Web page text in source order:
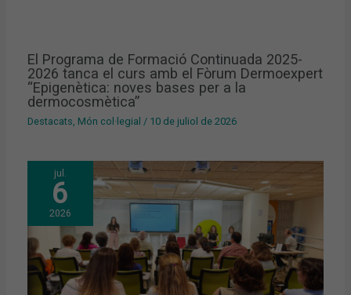
El Programa de Formació Continuada 2025-
2026 tanca el curs amb el Fòrum Dermoexpert
“Epigenètica: noves bases per a la
dermocosmètica”
Destacats, Món col·legial / 10 de juliol de 2026
jul.
6
2026